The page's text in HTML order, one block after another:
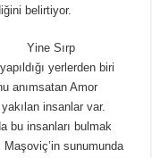
belirtiyor.
Yine Sırp
yerlerden biri
anımsatan Amor
insanlar var.
bu insanları bulmak
sunumunda